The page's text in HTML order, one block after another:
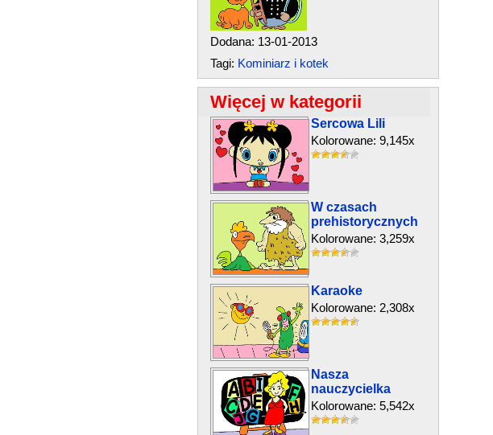
Dodana: 13-01-2013
Tagi: Kominiarz i kotek
Więcej w kategorii
Sercowa Lili
Kolorowane: 9,145x
W czasach
prehistorycznych
Kolorowane: 3,259x
Karaoke
Kolorowane: 2,308x
Nasza
nauczycielka
Kolorowane: 5,542x